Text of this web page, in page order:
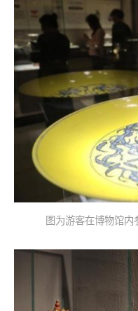
图为游客在博物馆